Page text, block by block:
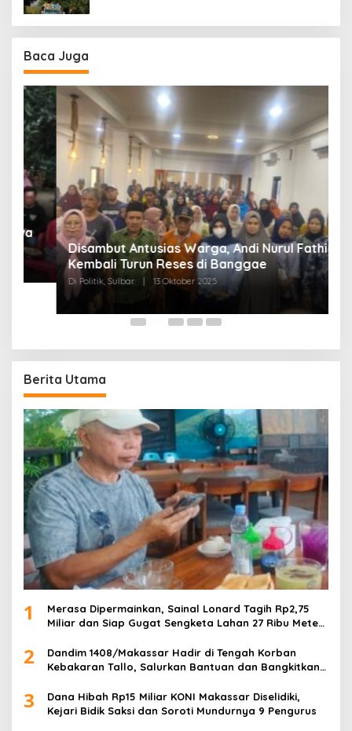
Baca Juga
Disambut Antusias Warga, Andi Nurul Fathiya
Kembali Turun Reses di Banggae
Di Politik, Sulbar | 13 Oktober 2025
Berita Utama
1
Merasa Dipermainkan, Sainal Lonard Tagih Rp2,75
Miliar dan Siap Gugat Sengketa Lahan 27 Ribu Meter
2
Dandim 1408/Makassar Hadir di Tengah Korban
Kebakaran Tallo, Salurkan Bantuan dan Bangkitkan
3
Dana Hibah Rp15 Miliar KONI Makassar Diselidiki,
Kejari Bidik Saksi dan Soroti Mundurnya 9 Pengurus